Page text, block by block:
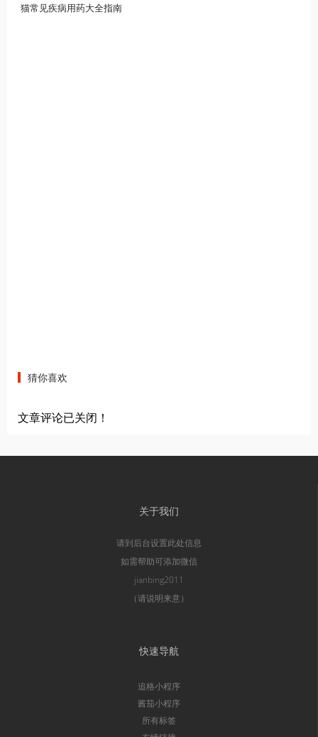
猫常见疾病用药大全指南
猜你喜欢
文章评论已关闭！
关于我们
请到后台设置此处信息
如需帮助可添加微信
jianbing2011
（请说明来意）
快速导航
追格小程序
酱茄小程序
所有标签